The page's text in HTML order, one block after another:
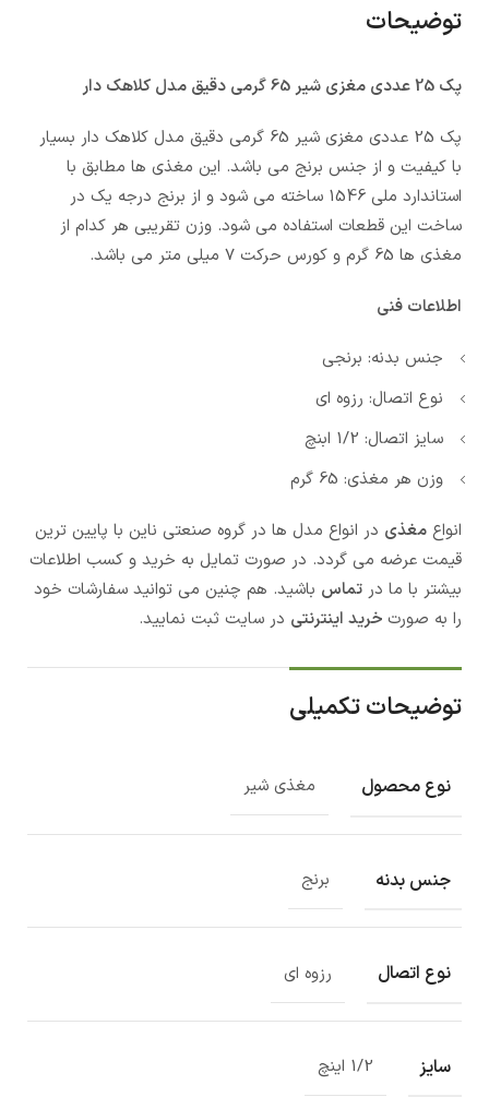
توضیحات
پک 25 عددی مغزی شیر 65 گرمی دقیق مدل کلاهک دار
پک 25 عددی مغزی شیر 65 گرمی دقیق مدل کلاهک دار بسیار
با کیفیت و از جنس برنج می باشد. این مغذی ها مطابق با
استاندارد ملی 1546 ساخته می شود و از برنج درجه یک در
ساخت این قطعات استفاده می شود. وزن تقریبی هر کدام از
مغذی ها 65 گرم و کورس حرکت 7 میلی متر می باشد.
اطلاعات فنی
جنس بدنه: برنجی
نوع اتصال: رزوه ای
سایز اتصال: 1/2 ابنچ
وزن هر مغذی: 65 گرم
انواع مغذی در انواع مدل ها در گروه صنعتی ناین با پایین ترین
قیمت عرضه می گردد. در صورت تمایل به خرید و کسب اطلاعات
بیشتر با ما در تماس باشید. هم چنین می توانید سفارشات خود
را به صورت خرید اینترنتی در سایت ثبت نمایید.
توضیحات تکمیلی
نوع محصول مغذی شیر
جنس بدنه برنج
نوع اتصال رزوه ای
سایز 1/2 اینچ